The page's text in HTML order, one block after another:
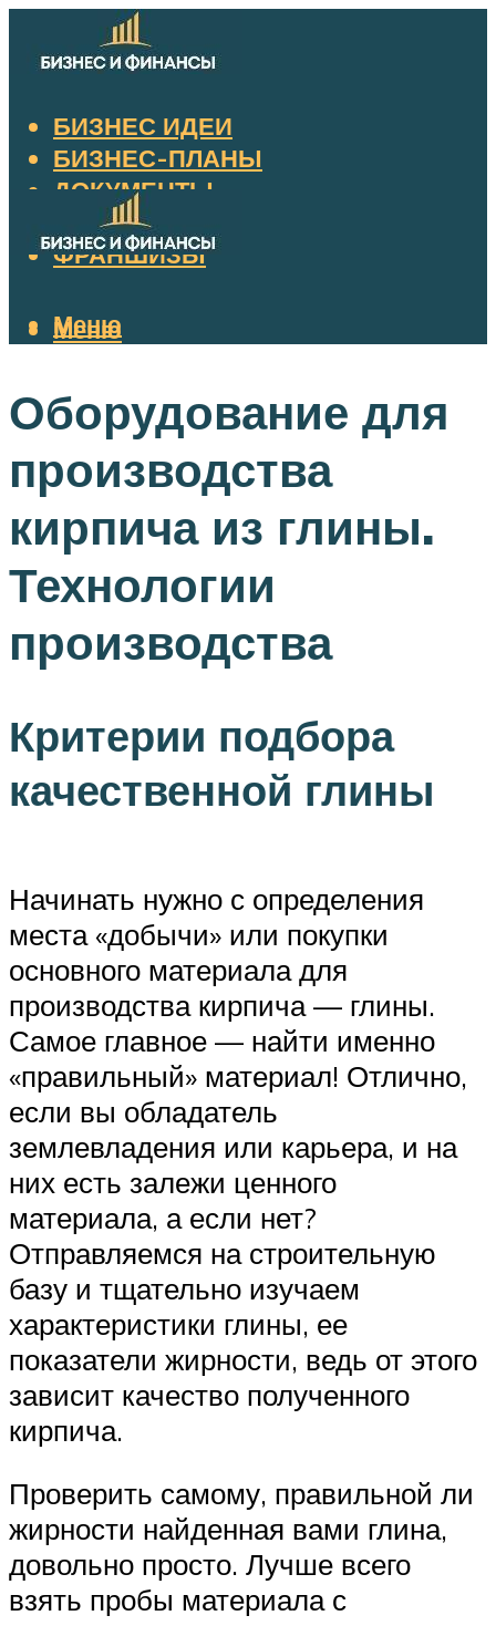
БИЗНЕС ИДЕИ
БИЗНЕС-ПЛАНЫ
ДОКУМЕНТЫ
НАЛОГИ
ФРАНШИЗЫ
Меню
Меню
Оборудование для
производства
кирпича из глины.
Технологии
производства
Критерии подбора
качественной глины
Начинать нужно с определения
места «добычи» или покупки
основного материала для
производства кирпича — глины.
Самое главное — найти именно
«правильный» материал! Отлично,
если вы обладатель
землевладения или карьера, и на
них есть залежи ценного
материала, а если нет?
Отправляемся на строительную
базу и тщательно изучаем
характеристики глины, ее
показатели жирности, ведь от этого
зависит качество полученного
кирпича.
Проверить самому, правильной ли
жирности найденная вами глина,
довольно просто. Лучше всего
взять пробы материала с